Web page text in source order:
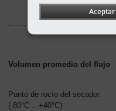
Volumen promedio del flujo
Punto de rocío del secador
(-80°C .. +40°C)